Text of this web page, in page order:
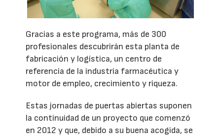
Gracias a este programa, más de 300
profesionales descubrirán esta planta de
fabricación y logística, un centro de
referencia de la industria farmacéutica y
motor de empleo, crecimiento y riqueza.
Estas jornadas de puertas abiertas suponen
la continuidad de un proyecto que comenzó
en 2012 y que, debido a su buena acogida, se